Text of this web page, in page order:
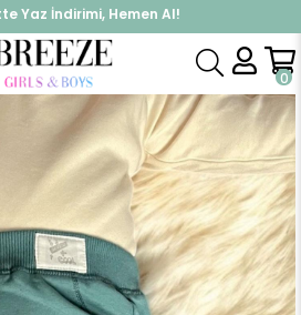
Yaz İndirimi, Hemen Al!
İndirimi Kap, Hemen Üye Ol!
0
Giyim Eşofman Altı Erkek Bebek Alt Bel Kısmı Armalı Karyoka Dikişli Petrol Yeşili (1-1.5 Yaş)